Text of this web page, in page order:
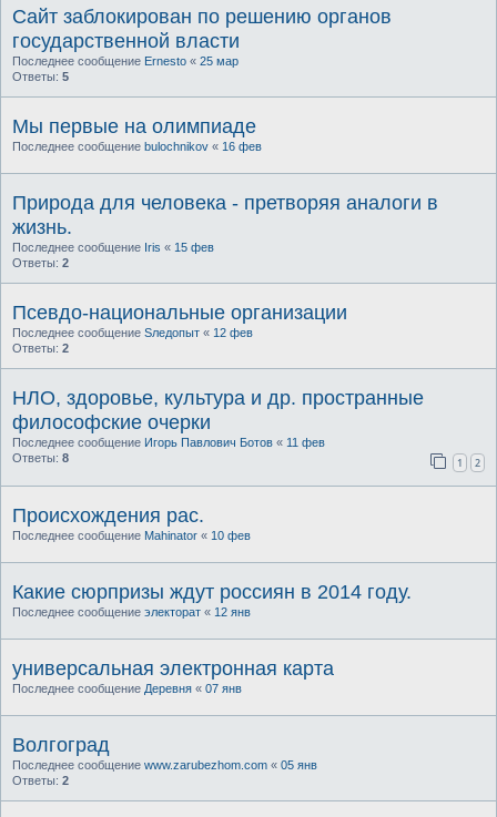
Cайт заблокирован по решению органов
государственной власти
Последнее сообщение Ernesto « 25 мар
Ответы: 5
Мы первые на олимпиаде
Последнее сообщение bulochnikov « 16 фев
Природа для человека - претворяя аналоги в
жизнь.
Последнее сообщение Iris « 15 фев
Ответы: 2
Псевдо-национальные организации
Последнее сообщение Sледопыт « 12 фев
Ответы: 2
НЛО, здоровье, культура и др. пространные
философские очерки
Последнее сообщение Игорь Павлович Ботов « 11 фев
Ответы: 8 1 2
Происхождения рас.
Последнее сообщение Mahinator « 10 фев
Какие сюрпризы ждут россиян в 2014 году.
Последнее сообщение электорат « 12 янв
универсальная электронная карта
Последнее сообщение Деревня « 07 янв
Волгоград
Последнее сообщение www.zarubezhom.com « 05 янв
Ответы: 2